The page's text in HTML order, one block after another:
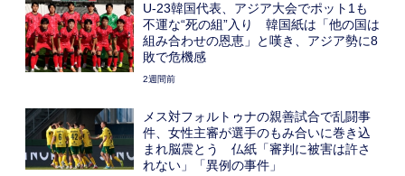
U-23韓国代表、アジア大会でポット1も
不運な“死の組”入り 韓国紙は「他の国は
組み合わせの恩恵」と嘆き、アジア勢に8
敗で危機感
2週間前
メス対フォルトゥナの親善試合で乱闘事
件、女性主審が選手のもみ合いに巻き込
まれ脳震とう 仏紙「審判に被害は許さ
れない」「異例の事件」